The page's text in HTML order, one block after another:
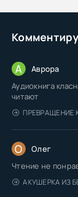
А Аврора
Аудиокнига
читают
ПРЕВРАЩЕНИЕ
О Олег
Чтение не
АКУШЕРКА ИЗ